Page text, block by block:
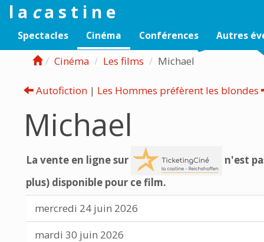
l a ca s t i n e
Spectacles Cinéma Conférences Autres
Cinéma Les films Michael
Autofiction | Les Hommes préfèrent les blondes
Michael
La vente en ligne sur
n'est
plus) disponible pour ce film.
mercredi 24 juin 2026
mardi 30 juin 2026